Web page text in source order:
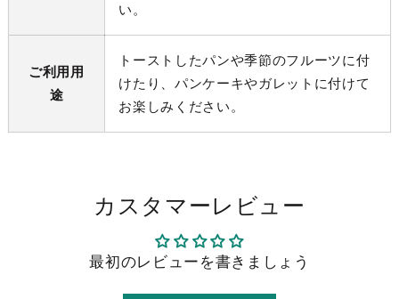
い。
ご利用用
途
トーストしたパンや季節のフルーツに付
けたり、パンケーキやガレットに付けて
お楽しみください。
カスタマーレビュー
最初のレビューを書きましょう